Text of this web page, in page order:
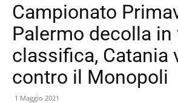
Campionato
Palermo decolla in
classifica, Catania
contro il Monopoli
1 Maggio 2021